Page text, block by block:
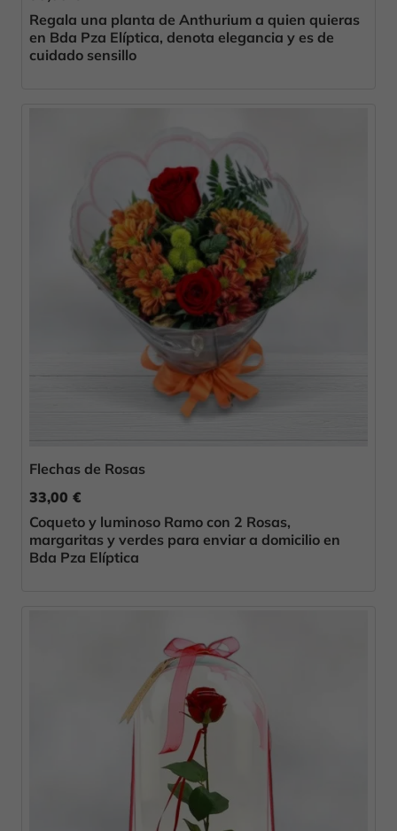
Regala una planta de Anthurium a quien quieras
en Bda Pza Elíptica, denota elegancia y es de
cuidado sensillo
Flechas de Rosas
33,00 €
Coqueto y luminoso Ramo con 2 Rosas,
margaritas y verdes para enviar a domicilio en
Bda Pza Elíptica